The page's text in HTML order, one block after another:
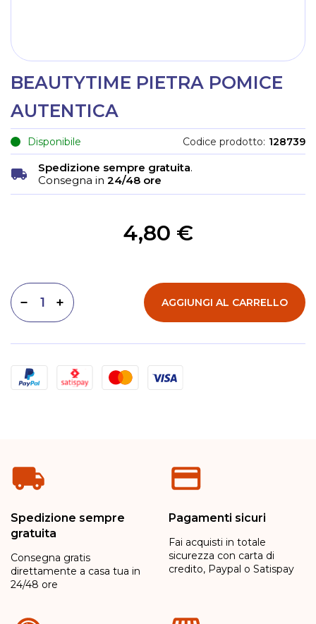
BEAUTYTIME PIETRA POMICE
AUTENTICA
Disponibile Codice prodotto 128739
Spedizione sempre gratuita.
Consegna in 24/48 ore
4,80 €
Aumenta quantità
Diminuisci quantità AGGIUNGI AL CARRELLO
Metodi di pagamento
Spedizione sempre
gratuita
Consegna gratis
direttamente a casa tua in
24/48 ore
Pagamenti sicuri
Fai acquisti in totale
sicurezza con carta di
credito, Paypal o Satispay